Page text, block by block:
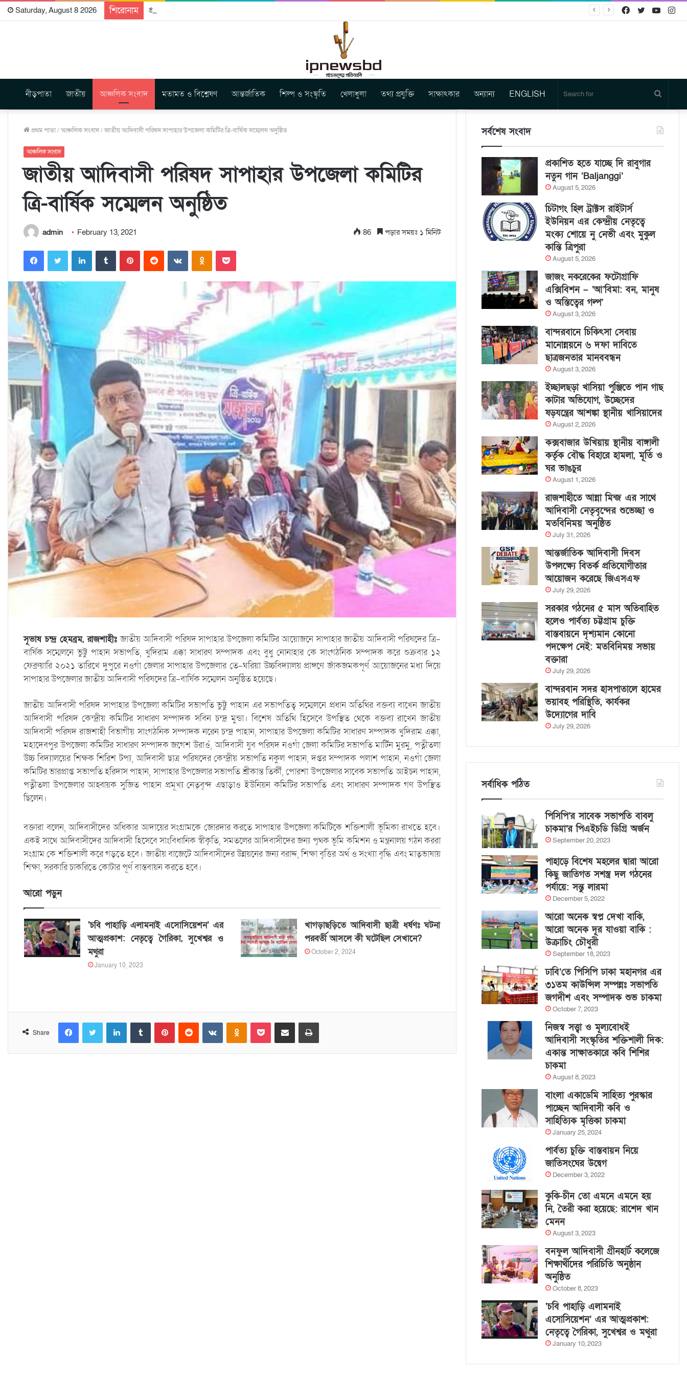
Saturday, August 8 2026 শিরোনাম প্রকাশিত হতে যাচ্ছে দি রাবুগার নতুন গান ‘Baljanggi’ Twitter
Facebook
নীড়পাতা জাতীয় আঞ্চলিক সংবাদ মতামত ও বিশ্লেষণ আন্তর্জাতিক শিল্প ও সংস্কৃতি খেলাধুলা তথ্য প্রযুক্তি সাক্ষাৎকার অন্যান্য ENGLISH
for
প্রথম পাতা/আঞ্চলিক সংবাদ/জাতীয় আদিবাসী পরিষদ সাপাহার উপজেলা কমিটির ত্রি-বার্ষিক সম্মেলন অনুষ্ঠিত
আঞ্চলিক সংবাদ
জাতীয় আদিবাসী পরিষদ সাপাহার উপজেলা কমিটির
ত্রি-বার্ষিক সম্মেলন অনুষ্ঠিত
admin February 13, 2021 86 পড়ার সময়ঃ ১ মিনিট
সূভাষ চন্দ্র হেমব্রম, রাজশাহীঃজাতীয় আদিবাসী পরিষদ সাপাহার উপজেলা কমিটির আয়োজনে সাপাহার জাতীয় আদিবাসী পরিষদের ত্রি-
বার্ষিক সম্মেলনে ভুট্টু পাহান সভাপতি, খুদিরাম এক্কা সাধারণ সম্পাদক এবং বুধু নোনাহার কে সাংগঠনিক সম্পাদক করে শুক্রবার ১২
ফেব্রুয়ারি ২০২১ তারিখে দুপুরে নওগাঁ জেলার সাপাহার উপজেলার তে-ঘরিয়া উচ্চবিদ্যালয় প্রাঙ্গণে জাঁকজমকপূর্ণ আয়োজনের মধ্য দিয়ে
সাপাহার উপজেলার জাতীয় আদিবাসী পরিষদের ত্রি-বার্ষিক সম্মেলন অনুষ্ঠিত হয়েছে।
জাতীয় আদিবাসী পরিষদ সাপাহার উপজেলা কমিটির সভাপতি ভুট্টু পাহান এর সভাপতিত্ব সম্মেলনে প্রধান অতিথির বক্তব্য বাখেন জাতীয়
আদিবাসী পরিষদ কেন্দ্রীয় কমিটির সাধারণ সম্পাদক সবিন চন্দ্র মুন্ডা। বিশেষ অতিথি হিসেবে উপস্থিত থেকে বক্তব্য রাখেন জাতীয়
আদিবাসী পরিষদ রাজশাহী বিভাগীয় সাংগঠনিক সম্পাদক নরেন চন্দ্র পাহান, সাপাহার উপজেলা কমিটির সাধারণ সম্পাদক খুদিরাম এক্কা,
মহাদেবপুর উপজেলা কমিটির সাধারণ সম্পাদক জগেশ উরাওঁ, আদিবাসী যুব পরিষদ নওগাঁ জেলা কমিটির সভাপতি মার্টিন মুরমু, পত্নীতলা
উচ্চ বিদ্যালয়ের শিক্ষক শিরিশ টপ্য, আদিবাসী ছাত্র পরিষদের কেন্দ্রীয় সভাপতি নকুল পাহান, দপ্তর সম্পাদক পলাশ পাহান, নওগাঁ জেলা
কমিটির ভারপ্রাপ্ত সভাপতি হরিদাস পাহান, সাপাহার উপজেলার সভাপতি শ্রীকান্ত তির্কী, পোরশা উপজেলার সাবেক সভাপতি আইচন পাহান,
পত্নীতলা উপজেলার আহ্বায়ক সুজিত পাহান প্রমূখ্য নেতৃবৃন্দ এছাড়াও ইউনিয়ন কমিটির সভাপতি এবং সাধারণ সম্পাদক গণ উপস্থিত
ছিলেন।
বক্তারা বলেন, আদিবাসীদের অধিকার আদায়ের সংগ্রামকে জোরদার করতে সাপাহার উপজেলা কমিটিকে শক্তিশালী ভূমিকা রাখতে হবে।
একই সাথে আদিবাসীদের আদিবাসী হিসেবে সাংবিধানিক স্বীকৃতি, সমতলের আদিবাসীদের জন্য পৃথক ভূমি কমিশন ও মন্ত্রনালয় গঠন কররা
সংগ্রাম কে শক্তিশালী করে গড়তে হবে। জাতীয় বাজেটে আদিবাসীদের উন্নয়নের জন্য বরাদ্দ, শিক্ষা বৃত্তির অর্থ ও সংখ্যা বৃদ্ধি এবং মাতৃভাষায়
শিক্ষা, সরকারি চাকরিতে কোটার পূর্ণ বাস্তবায়ন করতে হবে।
আরো পড়ুন
‘চবি পাহাড়ি এলামনাই এসোসিয়েশন’ এর
আত্মপ্রকাশ: নেতৃত্বে গৈরিকা, সুখেশ্বর ও
মথুরা
January 10, 2023
খাগড়াছড়িতে আদিবাসী ছাত্রী ধর্ষণঃ ঘটনা
পরবর্তী আসলে কী ঘটেছিল সেখানে?
October 2, 2024
Share
সর্বশেষ সংবাদ
প্রকাশিত হতে যাচ্ছে দি রাবুগার
নতুন গান ‘Baljanggi’
August 5, 2026
চিটাগং হিল ট্রাক্টস রাইটার্স
ইউনিয়ন এর কেন্দ্রীয় নেতৃত্বে
মংক্য শোয়ে নু নেভী এবং মুকুল
কান্তি ত্রিপুরা
August 5, 2026
জাজং নকরেকের ফটোগ্রাফি
এক্সিবিশন – ‘আ’বিমা: বন, মানুষ
ও অস্তিত্বের গল্প’
August 3, 2026
বান্দরবানে চিকিৎসা সেবায়
মানোন্নয়নে ৬ দফা দাবিতে
ছাত্রজনতার মানববন্ধন
August 3, 2026
ইচ্ছালছড়া খাসিয়া পুঞ্জিতে পান গাছ
কাটার অভিযোগ, উচ্ছেদের
ষড়যন্ত্রের আশঙ্কা স্থানীয় খাসিয়াদের
August 2, 2026
কক্সবাজার উখিয়ায় স্থানীয় বাঙ্গালী
কর্তৃক বৌদ্ধ বিহারে হামলা, মূর্তি ও
ঘর ভাঙচুর
August 1, 2026
রাজশাহীতে আন্না মিন্জ এর সাথে
আদিবাসী নেতৃবৃন্দের শুভেচ্ছা ও
মতবিনিময় অনুষ্ঠিত
July 31, 2026
আন্তর্জাতিক আদিবাসী দিবস
উপলক্ষ্যে বিতর্ক প্রতিযোগীতার
আয়োজন করেছে জিএসএফ
July 29, 2026
সরকার গঠনের ৫ মাস অতিবাহিত
হলেও পার্বত্য চট্টগ্রাম চুক্তি
বাস্তবায়নে দৃশ্যমান কোনো
পদক্ষেপ নেই: মতবিনিময় সভায়
বক্তারা
July 29, 2026
বান্দরবান সদর হাসপাতালে হামের
ভয়াবহ পরিস্থিতি, কার্যকর
উদ্যোগের দাবি
July 29, 2026
সর্বাধিক পঠিত
পিসিপি’র সাবেক সভাপতি বাবলু
চাকমা’র পিএইচডি ডিগ্রি অর্জন
September 20, 2023
পাহাড়ে বিশেষ মহলের দ্বারা আরো
কিছু জাতিগত সশস্ত্র দল গঠনের
পর্যায়ে: সন্তু লারমা
December 5, 2022
আরো অনেক স্বপ্ন দেখা বাকি,
আরো অনেক দূর যাওয়া বাকি :
উক্রাচিং চৌধুরী
September 18, 2023
ঢাবি’তে পিসিপি ঢাকা মহানগর এর
৩১তম কাউন্সিল সম্পন্নঃ সভাপতি
জগদীশ এবং সম্পাদক শুভ চাকমা
October 7, 2023
নিজস্ব সত্ত্বা ও মূল্যবোধই
আদিবাসী সংস্কৃতির শক্তিশালী দিক:
একান্ত সাক্ষাতকারে কবি শিশির
চাকমা
August 8, 2023
বাংলা একাডেমি সাহিত্য পুরস্কার
পাচ্ছেন আদিবাসী কবি ও
সাহিত্যিক মৃত্তিকা চাকমা
January 25, 2024
পার্বত্য চুক্তি বাস্তবায়ন নিয়ে
জাতিসংঘের উদ্বেগ
December 3, 2022
কুকি-চীন তো এমনে এমনে হয়
নি, তৈরী করা হয়েছে: রাশেদ খান
মেনন
August 3, 2023
বনফুল আদিবাসী গ্রীনহার্ট কলেজে
শিক্ষার্থীদের পরিচিতি অনুষ্ঠান
অনুষ্ঠিত
October 8, 2023
‘চবি পাহাড়ি এলামনাই
এসোসিয়েশন’ এর আত্মপ্রকাশ:
নেতৃত্বে গৈরিকা, সুখেশ্বর ও মথুরা
January 10, 2023